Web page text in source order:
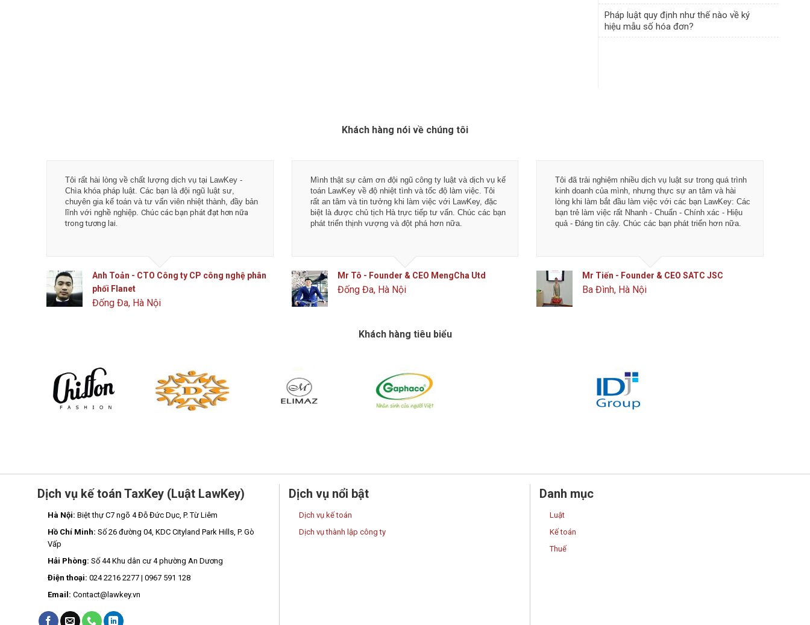
Pháp luật quy định như thế nào về ký
hiệu mẫu số hóa đơn?
Khách hàng nói về chúng tôi
Tôi rất hài lòng về chất lượng dịch vụ tại LawKey -
Chìa khóa pháp luật. Các bạn là đội ngũ luật sư,
chuyên gia kế toán và tư vấn viên nhiệt thành, đầy bản
lĩnh với nghề nghiệp.Chúc các bạn phát đạt hơn nữa
trong tương lai.
Anh Toản - CTO Công ty CP công nghệ phân
phối Flanet
Đống Đa, Hà Nội
Mình thật sự cảm ơn đội ngũ công ty luật và dịch vụ kế
toán LawKey về độ nhiệt tình và tốc độ làm việc. Tôi
rất an tâm và tin tưởng khi làm việc với LawKey, đặc
biệt là được chủ tịch Hà trực tiếp tư vấn. Chúc các bạn
phát triển thịnh vượng và đột phá hơn nữa.
Mr Tô - Founder & CEO MengCha Utd
Đống Đa, Hà Nội
Tôi đã trải nghiệm nhiều dịch vụ luật sư trong quá trình
kinh doanh của mình, nhưng thực sự an tâm và hài
lòng khi làm bắt đầu làm việc với các bạn LawKey: Các
bạn trẻ làm việc rất Nhanh - Chuẩn - Chính xác - Hiệu
quả - Đáng tin cậy. Chúc các bạn phát triển hơn nữa.
Mr Tiến - Founder & CEO SATC JSC
Ba Đình, Hà Nội
Khách hàng tiêu biểu
Dịch vụ kế toán TaxKey (Luật LawKey)
Hà Nội: Biệt thự C7 ngõ 4 Đỗ Đức Dục, P. Từ Liêm
Hồ Chí Minh: Số 26 đường 04, KDC Cityland Park Hills, P. Gò
Vấp
Hải Phòng: Số 44 Khu dân cư 4 phường An Dương
Điện thoại: 024 2216 2277 | 0967 591 128
Email: Contact@lawkey.vn
Dịch vụ nổi bật
Dịch vụ kế toán
Dịch vụ thành lập công ty
Danh mục
Luật
Kế toán
Thuế